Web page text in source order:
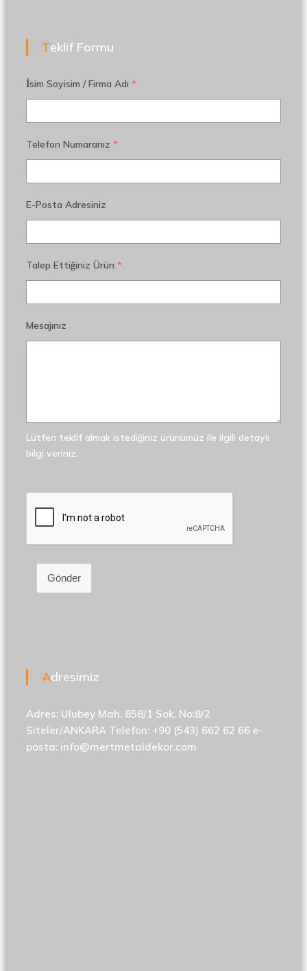
Teklif Formu
İsim Soyisim / Firma Adı *
Telefon Numaranız *
E-Posta Adresiniz
Talep Ettiğiniz Ürün *
Mesajınız
Lütfen teklif almak istediğiniz ürünümüz ile ilgili detaylı
bilgi veriniz.
Gönder
Adresimiz
Adres: Ulubey Mah. 858/1 Sok. No:8/2
Siteler/ANKARA Telefon: +90 (543) 662 62 66 e-
posta: info@mertmetaldekor.com